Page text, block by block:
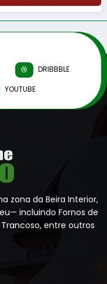
DRIBBBLE
YOUTUBE
zona da Beira Interior,
incluindo Fornos de
entre outros